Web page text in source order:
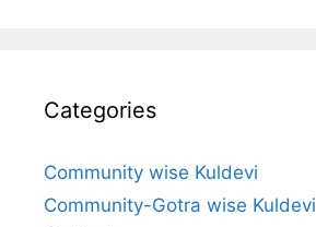
Categories
Community wise Kuldevi
Community-Gotra wise Kuldevi